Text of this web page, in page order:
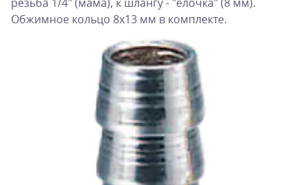
Обжимное кольцо 8х13 мм в комплекте.